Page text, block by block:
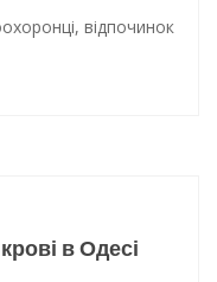
, відпочинок
в Одесі